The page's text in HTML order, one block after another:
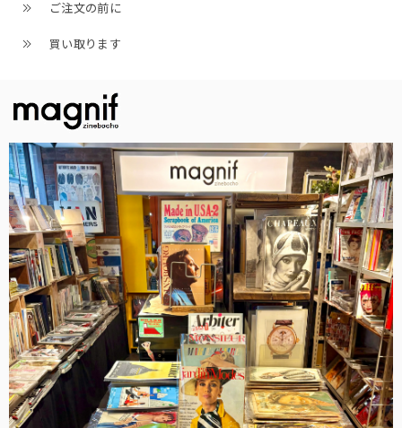
ご注文の前に
買い取ります